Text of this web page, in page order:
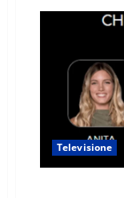
Televisione